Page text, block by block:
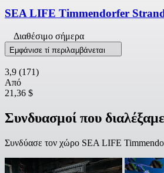
SEA LIFE Timmendorfer Strand:
Διαθέσιμο σήμερα
Εμφάνισε τί περιλαμβάνεται
3,9 (171)
Από
21,36 $
Συνδυασμοί που
Συνδύασε τον χώρο SEA LIFE